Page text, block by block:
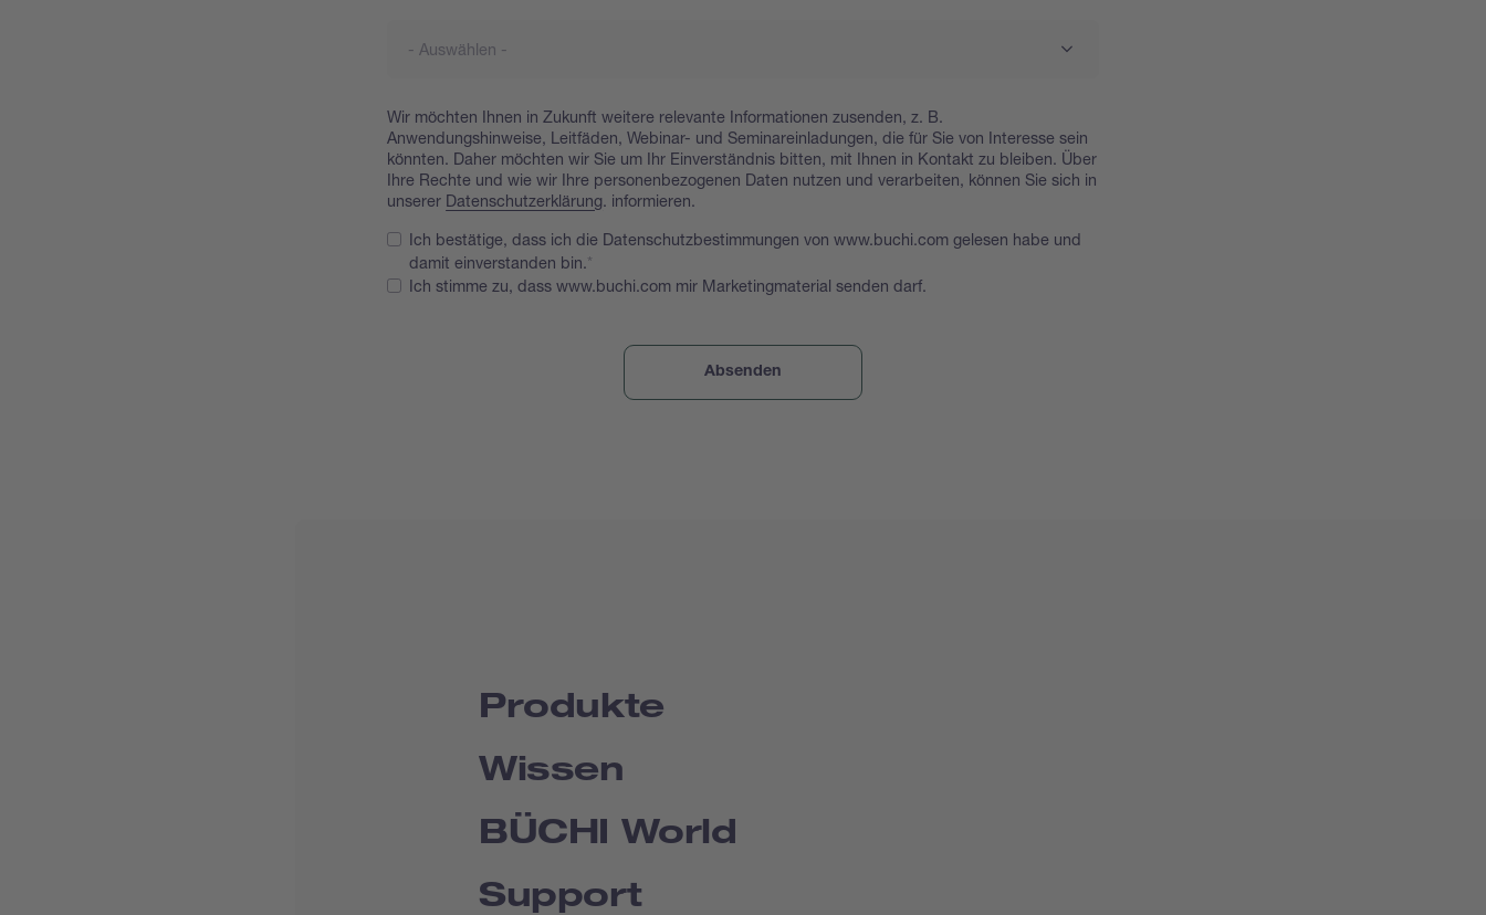
Wir möchten Ihnen in Zukunft weitere relevante Informationen zusenden, z. B.
Anwendungshinweise, Leitfäden, Webinar- und Seminareinladungen, die für Sie von Interesse sein
könnten. Daher möchten wir Sie um Ihr Einverständnis bitten, mit Ihnen in Kontakt zu bleiben. Über
Ihre Rechte und wie wir Ihre personenbezogenen Daten nutzen und verarbeiten, können Sie sich in
unserer Datenschutzerklärung. informieren.
Ich bestätige, dass ich die Datenschutzbestimmungen von www.buchi.com gelesen habe und
damit einverstanden bin.
Ich stimme zu, dass www.buchi.com mir Marketingmaterial senden darf.
Produkte
Wissen
BÜCHI World
Support